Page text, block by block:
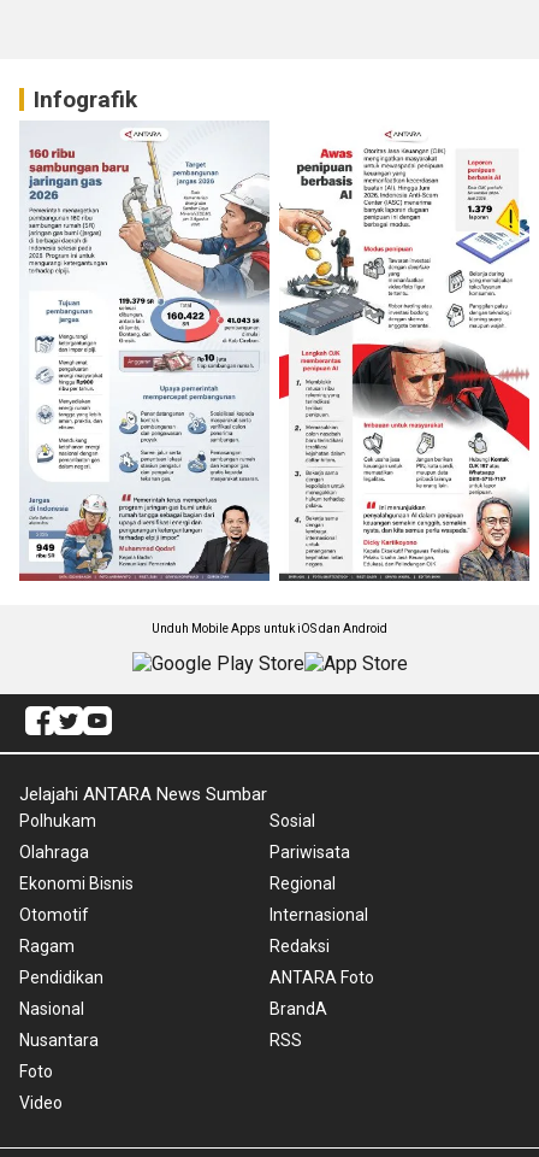
Infografik
Unduh Mobile Apps untuk iOS dan Android
Jelajahi ANTARA News Sumbar
Polhukam
Olahraga
Ekonomi Bisnis
Otomotif
Ragam
Pendidikan
Nasional
Nusantara
Foto
Video
Sosial
Pariwisata
Regional
Internasional
Redaksi
ANTARA Foto
BrandA
RSS